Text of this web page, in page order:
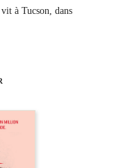
à Tucson, dans